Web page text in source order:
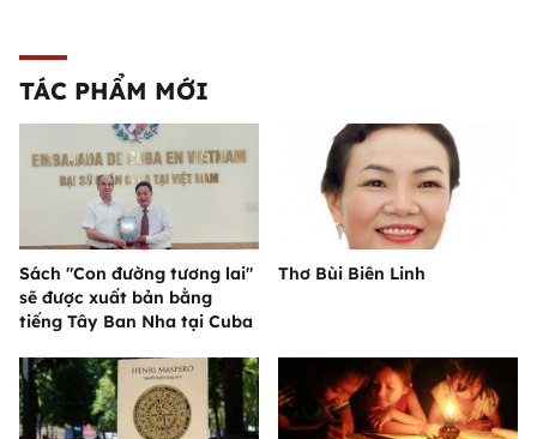
TÁC PHẨM MỚI
Sách "Con đường tương lai"
sẽ được xuất bản bằng
tiếng Tây Ban Nha tại Cuba
Thơ Bùi Biên Linh